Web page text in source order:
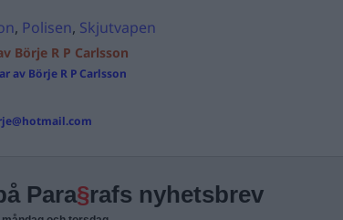
, Polisen, Skjutvapen
Börje R P Carlsson
av Börje R P Carlsson
Para§rafs nyhetsbrev